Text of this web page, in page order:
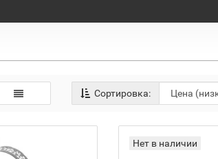
Сортировка:
Нет в наличии